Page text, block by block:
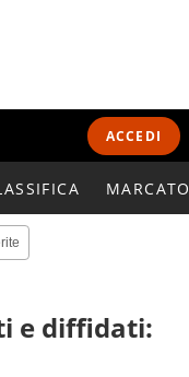
ACCEDI
e diffidati: